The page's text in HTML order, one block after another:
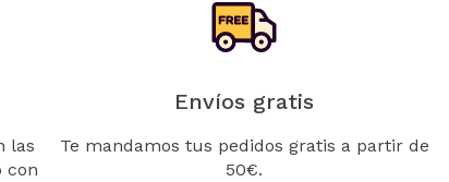
las
con
Envíos gratis
Te mandamos tus pedidos gratis a partir de
50€.